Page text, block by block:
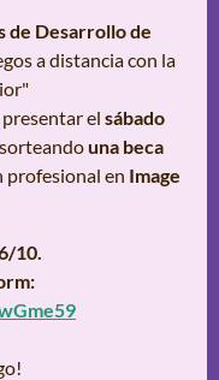
de Desarrollo de
a distancia con la
el sábado
sorteandouna beca
profesional en Image
10.